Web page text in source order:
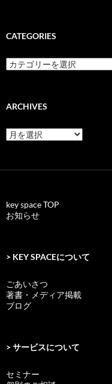
CATEGORIES
categories
ARCHIVES
archives
key space TOP
お知らせ
> KEY SPACEについて
ごあいさつ
著書・メディア掲載
ブログ
> サービスについて
セミナー